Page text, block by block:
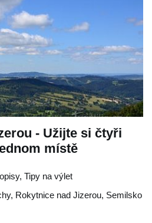
- Užijte si čtyři
místě
Tipy na výlet
, Rokytnice nad Jizerou, Semilsko